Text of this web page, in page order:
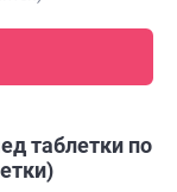
таблетки по